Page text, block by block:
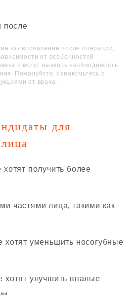
как воспаление после операции,
от особенностей
и могут вызвать необходимость
Пожалуйста, ознакомьтесь с
от врача.
для
получить более
лица, такими как
уменьшить носогубные
улучшить впалые